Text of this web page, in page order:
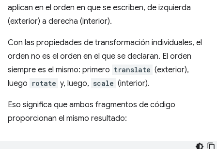
aplican en el orden en que se escriben, de izquierda
(exterior) a derecha (interior).
Con las propiedades de transformación individuales, el
orden no es el orden en el que se declaran. El orden
siempre es el mismo: primero translate (exterior),
luego rotate y, luego, scale (interior).
Eso significa que ambos fragmentos de código
proporcionan el mismo resultado: